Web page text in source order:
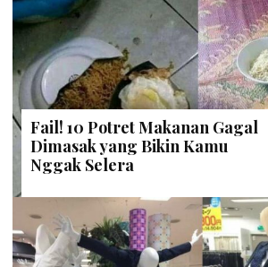
Fail! 10 Potret Makanan Gagal
Dimasak yang Bikin Kamu
Nggak Selera